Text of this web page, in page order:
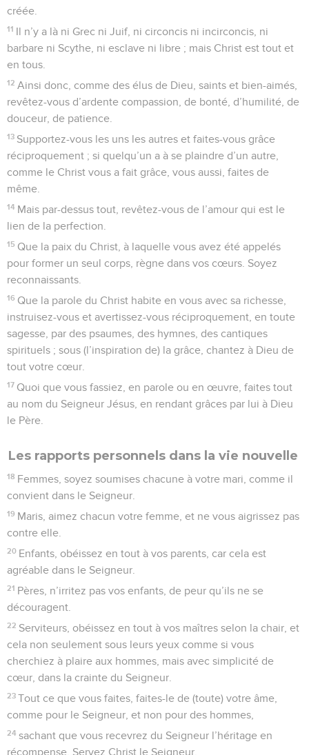
créée.
11 Il n’y a là ni Grec ni Juif, ni circoncis ni incirconcis, ni
barbare ni Scythe, ni esclave ni libre ; mais Christ est tout et
en tous.
12 Ainsi donc, comme des élus de Dieu, saints et bien-aimés,
revêtez-vous d’ardente compassion, de bonté, d’humilité, de
douceur, de patience.
13 Supportez-vous les uns les autres et faites-vous grâce
réciproquement ; si quelqu’un a à se plaindre d’un autre,
comme le Christ vous a fait grâce, vous aussi, faites de
même.
14 Mais par-dessus tout, revêtez-vous de l’amour qui est le
lien de la perfection.
15 Que la paix du Christ, à laquelle vous avez été appelés
pour former un seul corps, règne dans vos cœurs. Soyez
reconnaissants.
16 Que la parole du Christ habite en vous avec sa richesse,
instruisez-vous et avertissez-vous réciproquement, en toute
sagesse, par des psaumes, des hymnes, des cantiques
spirituels ; sous (l’inspiration de) la grâce, chantez à Dieu de
tout votre cœur.
17 Quoi que vous fassiez, en parole ou en œuvre, faites tout
au nom du Seigneur Jésus, en rendant grâces par lui à Dieu
le Père.
Les rapports personnels dans la vie nouvelle
18 Femmes, soyez soumises chacune à votre mari, comme il
convient dans le Seigneur.
19 Maris, aimez chacun votre femme, et ne vous aigrissez pas
contre elle.
20 Enfants, obéissez en tout à vos parents, car cela est
agréable dans le Seigneur.
21 Pères, n’irritez pas vos enfants, de peur qu’ils ne se
découragent.
22 Serviteurs, obéissez en tout à vos maîtres selon la chair, et
cela non seulement sous leurs yeux comme si vous
cherchiez à plaire aux hommes, mais avec simplicité de
cœur, dans la crainte du Seigneur.
23 Tout ce que vous faites, faites-le de (toute) votre âme,
comme pour le Seigneur, et non pour des hommes,
24 sachant que vous recevrez du Seigneur l’héritage en
récompense. Servez Christ le Seigneur.